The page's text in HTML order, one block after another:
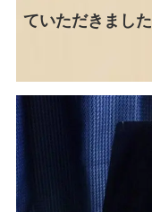
ていただきました